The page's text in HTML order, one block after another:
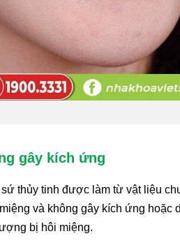
gây kích ứng
sứ thủy tinh được làm từ vật liệu
và không gây kích ứng
bị hôi miệng.